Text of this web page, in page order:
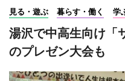
見る・遊ぶ 暮らす・働く 学
湯沢で中高生向け
のプレゼン大会も